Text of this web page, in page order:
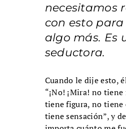
necesitamos
con esto
algo más. Es
seductora.
Cuando le dije esto,
“¡No! ¡Mira! no
tiene figura, no tiene
tiene sensación”, y